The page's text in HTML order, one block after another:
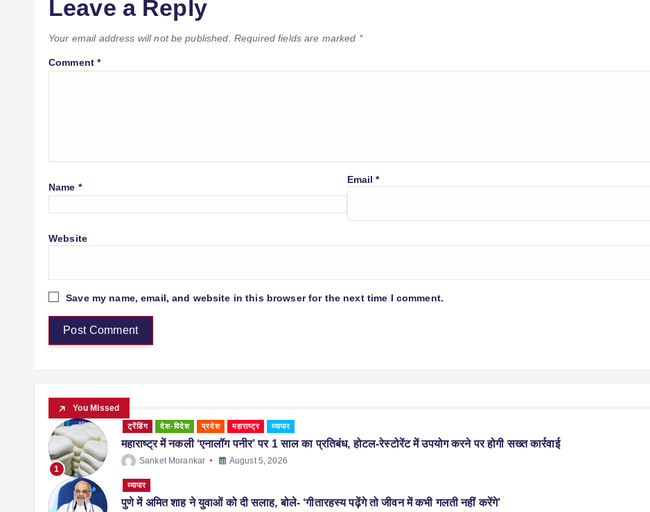
Leave a Reply
Your email address will not be published. Required fields are marked *
Comment*
Name *
Email*
Website
Save my name, email, and website in this browser for the next time I comment.
You Missed
1
ट्रेंडिंग देश-विदेश प्रदेश महाराष्ट्र व्यापार
महाराष्ट्र में नकली ‘एनालॉग पनीर’ पर 1 साल का प्रतिबंध, होटल-रेस्टोरेंट में उपयोग करने पर होगी सख्त कार्रवाई
Sanket Morankar August 5, 2026
व्यापार
पुणे में अमित शाह ने युवाओं को दी सलाह, बोले- ‘गीतारहस्य पढ़ेंगे तो जीवन में कभी गलती नहीं करेंगे’